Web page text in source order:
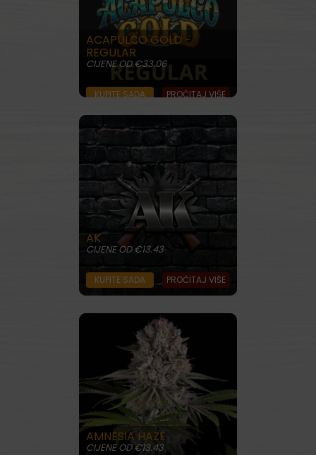
ACAPULCO GOLD -
REGULAR
CIJENE OD €33.06
KUPITE SADA PROČITAJ VIŠE
AK
CIJENE OD €13.43
KUPITE SADA PROČITAJ VIŠE
AMNESIA HAZE
CIJENE OD €13.43